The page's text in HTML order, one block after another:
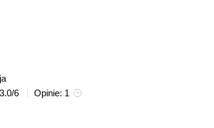
3.0/6 Opinie: 1